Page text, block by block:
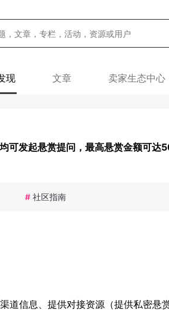
现 文章 卖家生态中心
可发起悬赏提问，最高悬赏金额可
# 社区指南
信息、提供对接资源（提供私密悬赏